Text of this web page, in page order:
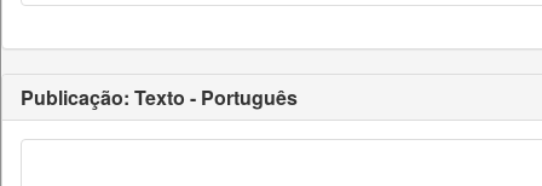
Publicação: Texto - Português